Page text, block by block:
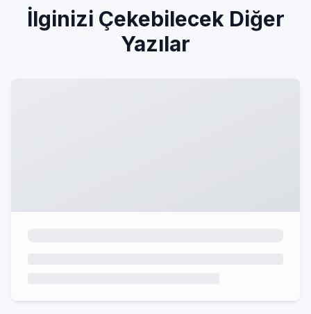
İlginizi Çekebilecek Diğer
Yazılar